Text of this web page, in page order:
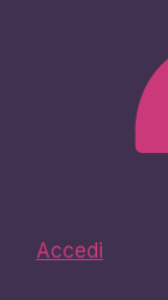
Accedi